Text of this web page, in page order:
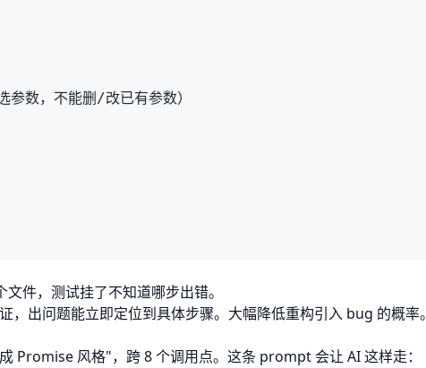
数，不能删/改已有参数）
件，测试挂了不知道哪步出错。
出问题能立即定位到具体步骤。大幅降低重构引入 bug 的概率。
Promise 风格"，跨 8 个调用点。这条 prompt 会让 AI 这样走：